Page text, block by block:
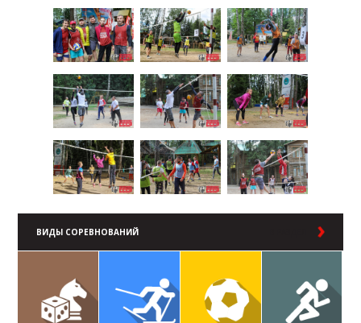
ВИДЫ СОРЕВНОВАНИЙ